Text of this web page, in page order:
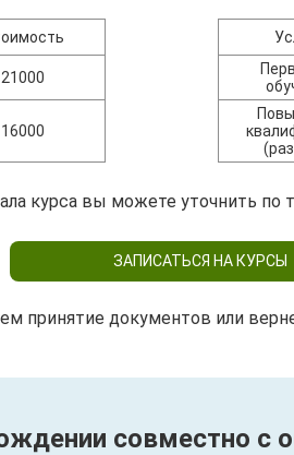
21000
16000
курса вы можете уточнить по
ЗАПИСАТЬСЯ НА КУРСЫ
принятие документов или
совместно с